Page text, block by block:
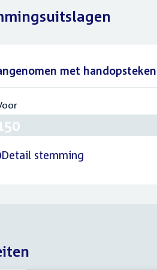
met handopsteken
150
Detail stemming